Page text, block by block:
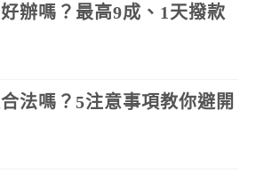
辦嗎？最高9成、1天撥款
法嗎？5注意事項教你避開